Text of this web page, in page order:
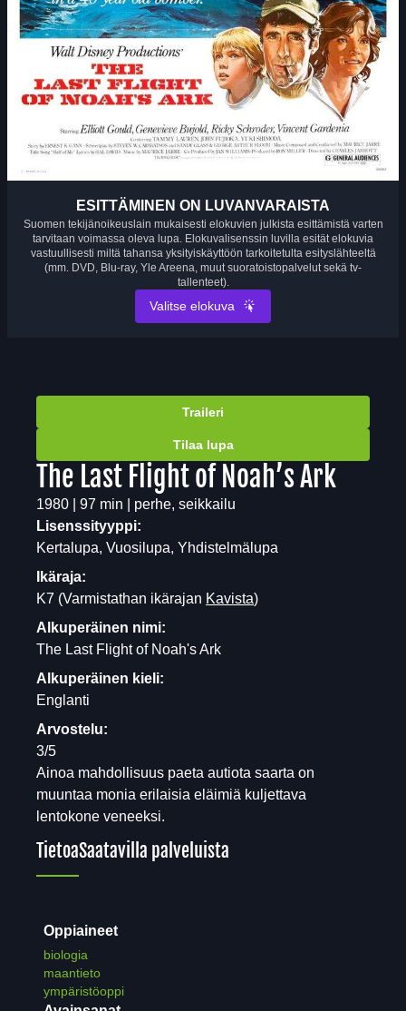
ESITTÄMINEN ON LUVANVARAISTA
Suomen tekijänoikeuslain mukaisesti elokuvien julkista esittämistä varten
tarvitaan voimassa oleva lupa. Elokuvalisenssin luvilla esität elokuvia
vastuullisesti miltä tahansa yksityiskäyttöön tarkoitetulta esityslähteeltä
(mm. DVD, Blu-ray, Yle Areena, muut suoratoistopalvelut sekä tv-
tallenteet).
Valitse elokuva
Traileri
Tilaa lupa
The Last Flight of Noah’s Ark
1980 | 97 min | perhe, seikkailu
Lisenssityyppi:
Kertalupa, Vuosilupa, Yhdistelmälupa
Ikäraja:
K7 (Varmistathan ikärajan Kavista)
Alkuperäinen nimi:
The Last Flight of Noah's Ark
Alkuperäinen kieli:
Englanti
Arvostelu:
3/5
Ainoa mahdollisuus paeta autiota saarta on
muuntaa monia erilaisia eläimiä kuljettava
lentokone veneeksi.
TietoaSaatavilla palveluista
Oppiaineet
biologia
maantieto
ympäristöoppi